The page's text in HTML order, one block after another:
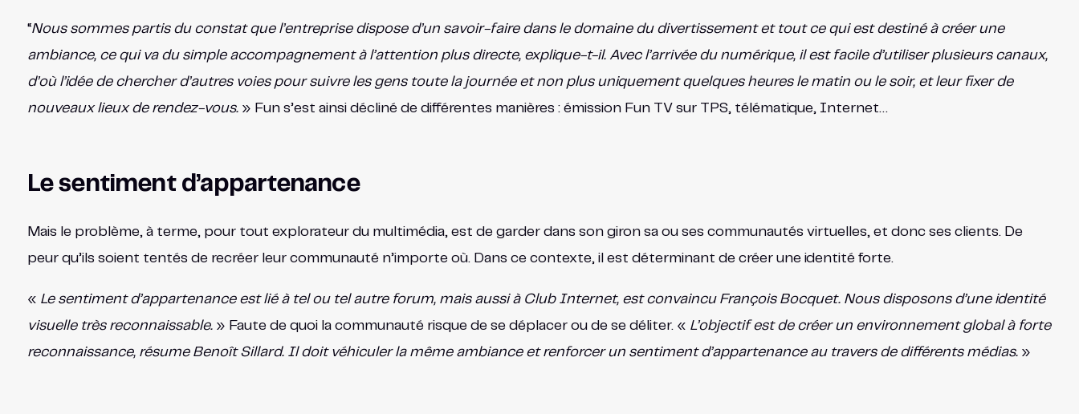
“Nous sommes partis du constat que l’entreprise dispose d’un savoir-faire dans le domaine du divertissement et tout ce qui est destiné à créer une
ambiance, ce qui va du simple accompagnement à l’attention plus directe, explique-t-il. Avec l’arrivée du numérique, il est facile d’utiliser plusieurs canaux,
d’où l’idée de chercher d’autres voies pour suivre les gens toute la journée et non plus uniquement quelques heures le matin ou le soir, et leur fixer de
nouveaux lieux de rendez-vous.» Fun s’est ainsi décliné de différentes manières : émission Fun TV sur TPS, télématique, Internet…
Le sentiment d’appartenance
Mais le problème, à terme, pour tout explorateur du multimédia, est de garder dans son giron sa ou ses communautés virtuelles, et donc ses clients. De
peur qu’ils soient tentés de recréer leur communauté n’importe où. Dans ce contexte, il est déterminant de créer une identité forte.
« Le sentiment d’appartenance est lié à tel ou tel autre forum, mais aussi à Club Internet, est convaincu François Bocquet. Nous disposons d’une identité
visuelle très reconnaissable.» Faute de quoi la communauté risque de se déplacer ou de se déliter. « L’objectif est de créer un environnement global à forte
reconnaissance, résume Benoît Sillard. Il doit véhiculer la même ambiance et renforcer un sentiment d’appartenance au travers de différents médias.»